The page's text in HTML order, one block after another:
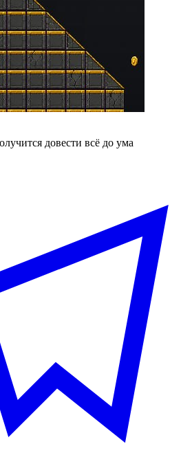
довести всё до ума